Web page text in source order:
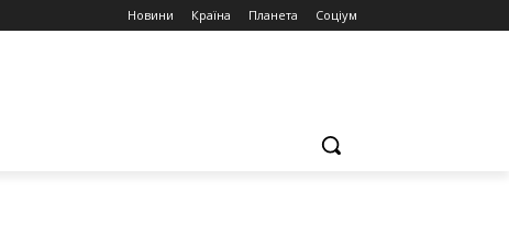
Новини Країна Планета Соціум